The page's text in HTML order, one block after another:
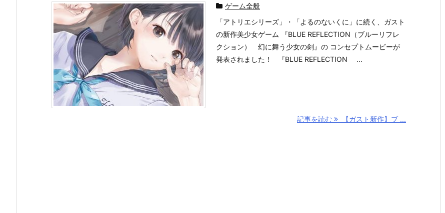
ゲーム全般
「アトリエシリーズ」・「よるのないくに」に続く、ガスト
の新作美少女ゲーム 『BLUE REFLECTION（ブルーリフレ
クション） 幻に舞う少女の剣』の コンセプトムービーが
発表されました！ 『BLUE REFLECTION ...
記事を読む 【ガスト新作】ブ ...